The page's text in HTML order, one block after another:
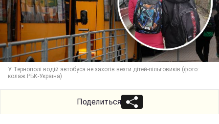
У Тернополі водій автобуса не захотів везти дітей-пільговиків (фото:
колаж РБК-Україна)
Поделиться